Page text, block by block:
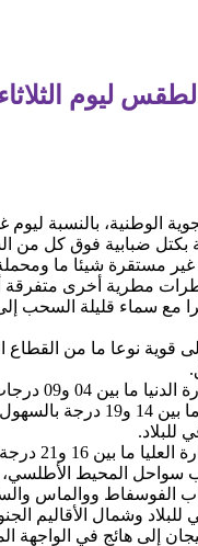
ليوم الثلاثاء
الوطنية،
بكتل ضبابية فوق كل من
مستقرة شيئا ما
مطرية أخرى متفرقة
سماء قليلة السحب
قوية نوعا ما من
للبلاد.
وما بين 32 و37 درجة بسوس وأقصى الجنوب الشرقي
إلى هائج في